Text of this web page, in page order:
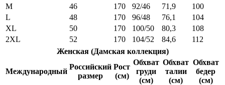
M
46 170 92/46 71,9
100
L
48 170 96/48 76,1
104
XL
50 170 100/50 80,3
108
2XL
52 170 104/52 84,6
112
Женская (Дамская коллекция)
Международный
Российский
размер
Рост
(см)
Обхват
груди
(см)
Обхват
талии
(см)
Обхват
бедер
(см)